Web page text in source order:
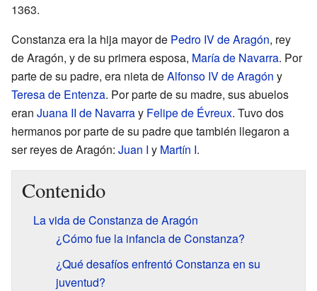
1363.
Constanza era la hija mayor de Pedro IV de Aragón, rey
de Aragón, y de su primera esposa, María de Navarra. Por
parte de su padre, era nieta deAlfonso IV de Aragón y
Teresa de Entenza. Por parte de su madre, sus abuelos
eran Juana II de Navarray Felipe de Évreux. Tuvo dos
hermanos por parte de su padre que también llegaron a
ser reyes de Aragón: Juan I y Martín I.
Contenido
La vida de Constanza de Aragón
¿Cómo fue la infancia de Constanza?
¿Qué desafíos enfrentó Constanza en su
juventud?